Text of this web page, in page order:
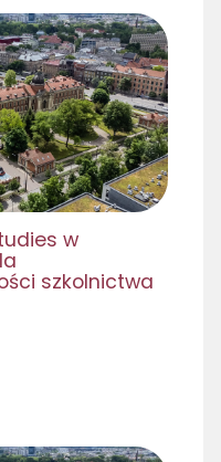
w
szkolnictwa